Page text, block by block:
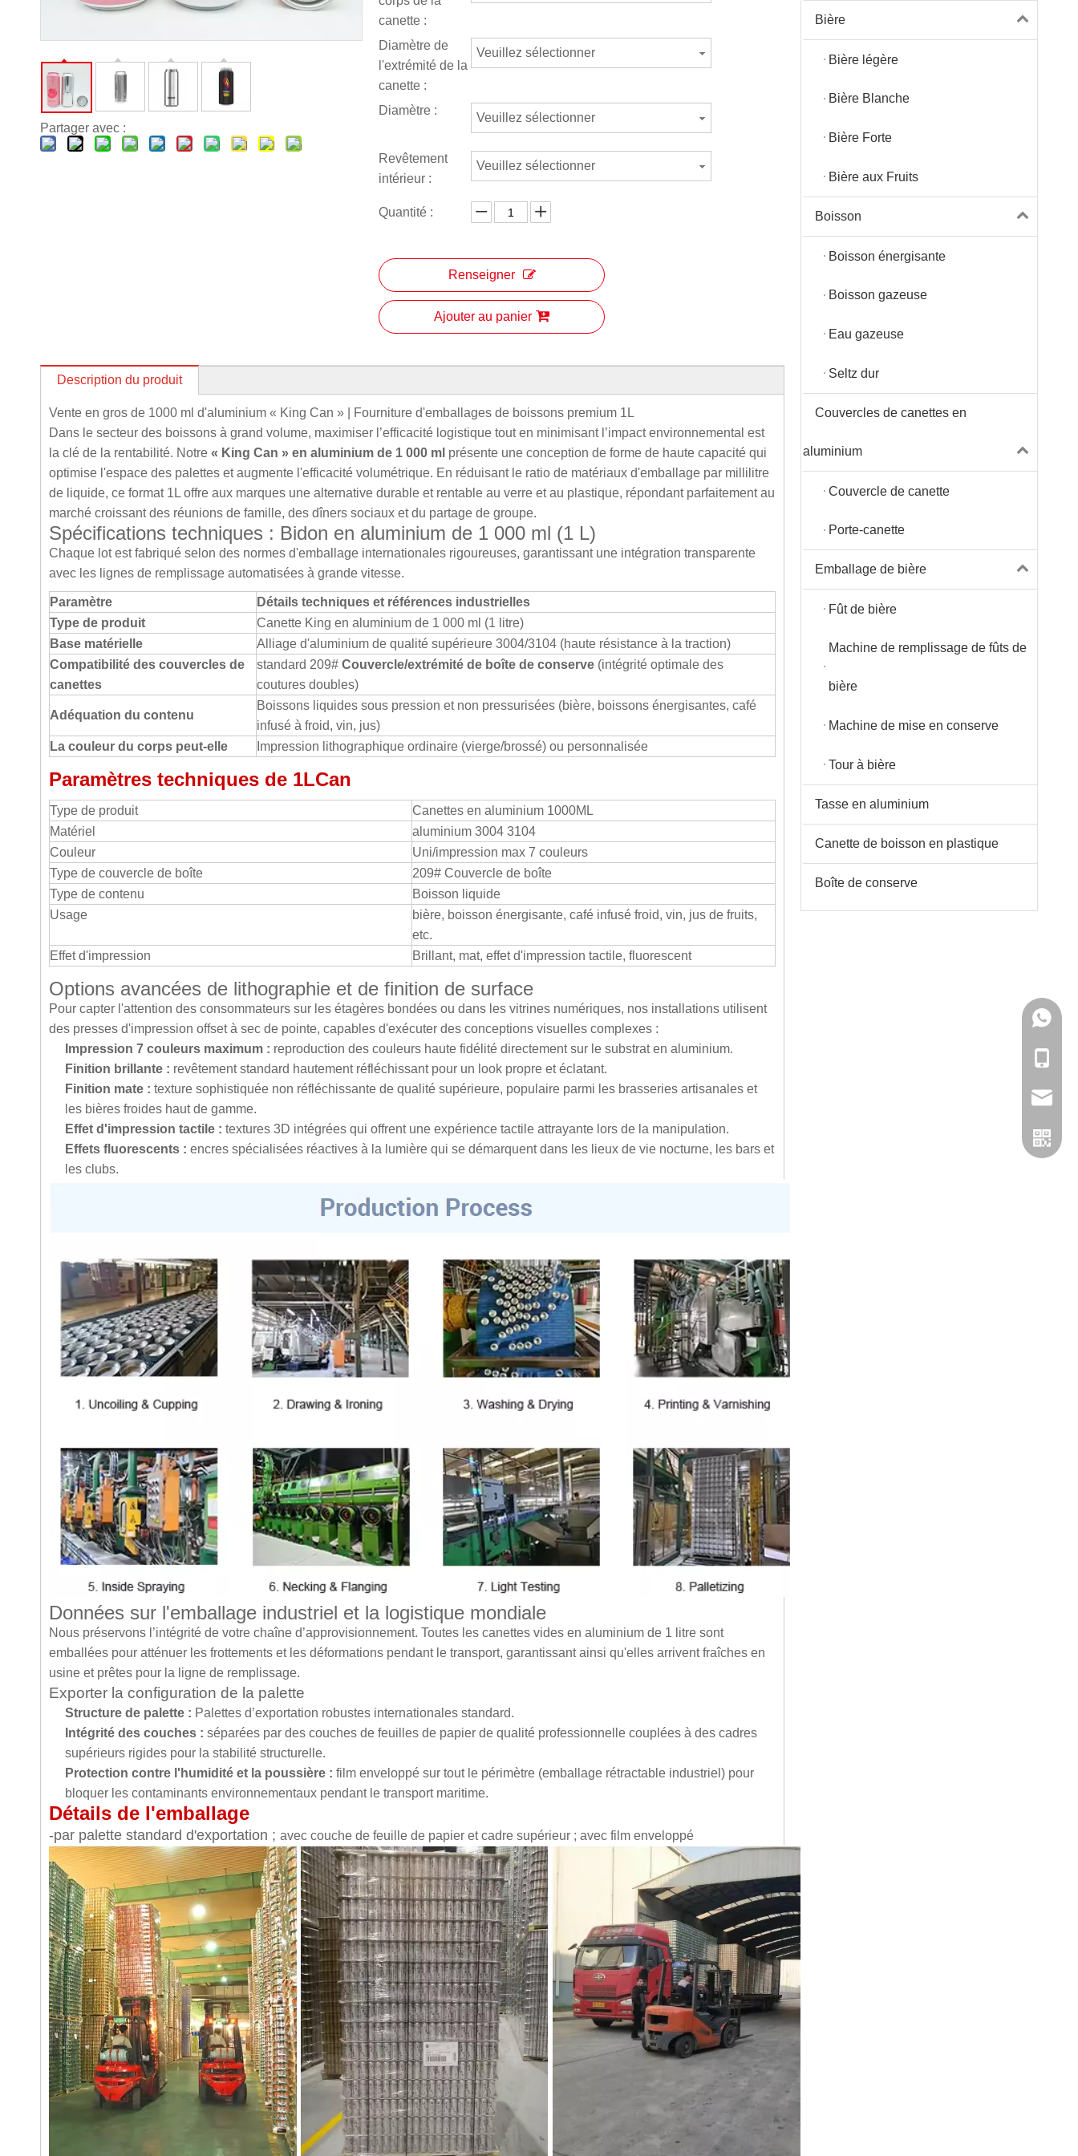
Partager avec :
canette :
Diamètre de
l'extrémité de la
canette :
Veuillez sélectionner
Diamètre :
Veuillez sélectionner
Revêtement
intérieur :
Veuillez sélectionner
Quantité :
Renseigner
Ajouter au panier
Description du produit
Vente en gros de 1000 ml d'aluminium « King Can » | Fourniture d'emballages de boissons premium 1L
Dans le secteur des boissons à grand volume, maximiser l’efficacité logistique tout en minimisant l’impact environnemental est
la clé de la rentabilité. Notre « King Can » en aluminium de 1 000 ml présente une conception de forme de haute capacité qui
optimise l'espace des palettes et augmente l'efficacité volumétrique. En réduisant le ratio de matériaux d'emballage par millilitre
de liquide, ce format 1L offre aux marques une alternative durable et rentable au verre et au plastique, répondant parfaitement au
marché croissant des réunions de famille, des dîners sociaux et du partage de groupe.
Spécifications techniques : Bidon en aluminium de 1 000 ml (1 L)
Chaque lot est fabriqué selon des normes d'emballage internationales rigoureuses, garantissant une intégration transparente
avec les lignes de remplissage automatisées à grande vitesse.
Paramètre
Détails techniques et références industrielles
Type de produit
Canette King en aluminium de 1 000 ml (1 litre)
Base matérielle
Alliage d'aluminium de qualité supérieure 3004/3104 (haute résistance à la traction)
Compatibilité des couvercles de
canettes
standard 209# Couvercle/extrémité de boîte de conserve (intégrité optimale des
coutures doubles)
Adéquation du contenu
Boissons liquides sous pression et non pressurisées (bière, boissons énergisantes, café
infusé à froid, vin, jus)
La couleur du corps peut-elle
Impression lithographique ordinaire (vierge/brossé) ou personnalisée
Paramètres techniques de 1LCan
Type de produit
Canettes en aluminium 1000ML
Matériel
aluminium 3004 3104
Couleur
Uni/impression max 7 couleurs
Type de couvercle de boîte
209# Couvercle de boîte
Type de contenu
Boisson liquide
Usage
bière, boisson énergisante, café infusé froid, vin, jus de fruits,
etc.
Effet d'impression
Brillant, mat, effet d'impression tactile, fluorescent
Options avancées de lithographie et de finition de surface
Pour capter l'attention des consommateurs sur les étagères bondées ou dans les vitrines numériques, nos installations utilisent
des presses d'impression offset à sec de pointe, capables d'exécuter des conceptions visuelles complexes :
Impression 7 couleurs maximum : reproduction des couleurs haute fidélité directement sur le substrat en aluminium.
Finition brillante : revêtement standard hautement réfléchissant pour un look propre et éclatant.
Finition mate : texture sophistiquée non réfléchissante de qualité supérieure, populaire parmi les brasseries artisanales et
les bières froides haut de gamme.
Effet d'impression tactile : textures 3D intégrées qui offrent une expérience tactile attrayante lors de la manipulation.
Effets fluorescents : encres spécialisées réactives à la lumière qui se démarquent dans les lieux de vie nocturne, les bars et
les clubs.
Données sur l'emballage industriel et la logistique mondiale
Nous préservons l’intégrité de votre chaîne d’approvisionnement. Toutes les canettes vides en aluminium de 1 litre sont
emballées pour atténuer les frottements et les déformations pendant le transport, garantissant ainsi qu'elles arrivent fraîches en
usine et prêtes pour la ligne de remplissage.
Exporter la configuration de la palette
Structure de palette : Palettes d’exportation robustes internationales standard.
Intégrité des couches : séparées par des couches de feuilles de papier de qualité professionnelle couplées à des cadres
supérieurs rigides pour la stabilité structurelle.
Protection contre l'humidité et la poussière : film enveloppé sur tout le périmètre (emballage rétractable industriel) pour
bloquer les contaminants environnementaux pendant le transport maritime.
Détails de l'emballage
-par palette standard d'exportation ; avec couche de feuille de papier et cadre supérieur ; avec film enveloppé
Bière
Bière légère
Bière Blanche
Bière Forte
Bière aux Fruits
Boisson
Boisson énergisante
Boisson gazeuse
Eau gazeuse
Seltz dur
Couvercles de canettes en
aluminium
Couvercle de canette
Porte-canette
Emballage de bière
Fût de bière
Machine de remplissage de fûts de
bière
Machine de mise en conserve
Tour à bière
Tasse en aluminium
Canette de boisson en plastique
Boîte de conserve
+86-86